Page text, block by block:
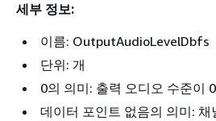
세부 정보:
이름: OutputAudioLevelDbfs
단위: 개
0의 의미: 출력 오디오 수준이
데이터 포인트 없음의 의미: 채